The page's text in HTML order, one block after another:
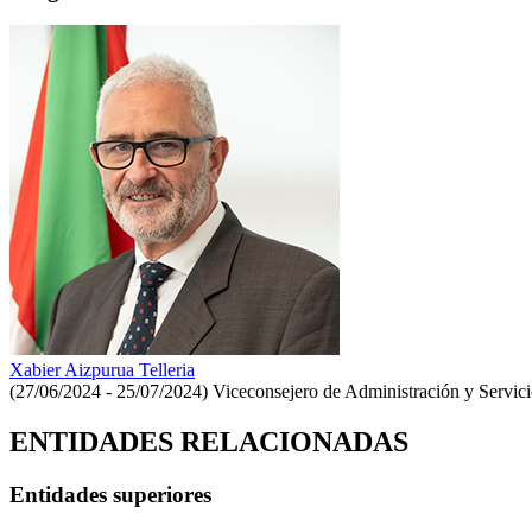
Xabier Aizpurua Telleria
(27/06/2024 - 25/07/2024) Viceconsejero de Administración y
ENTIDADES RELACIONADAS
Entidades superiores